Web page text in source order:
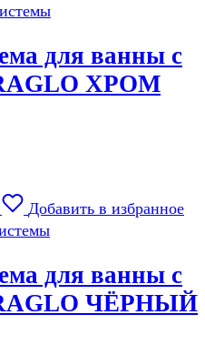
для ванны с
ХРОМ
Добавить в избранное
для ванны с
RAGLO ЧЁРНЫЙ